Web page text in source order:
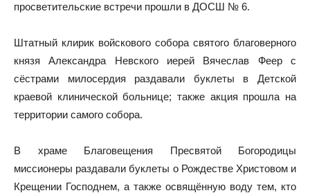
просветительские встречи прошли в ДОСШ № 6.
Штатный клирик войскового собора святого благоверного
князя Александра Невского иерей Вячеслав Феер с
сёстрами милосердия раздавали буклеты в Детской
краевой клинической больнице; также акция прошла на
территории самого собора.
В храме Благовещения Пресвятой Богородицы
миссионеры раздавали буклеты о Рождестве Христовом и
Крещении Господнем, а также освящённую воду тем, кто